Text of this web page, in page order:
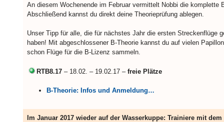
An diesem Wochenende im Februar vermittelt Nobbi die komplette
Abschließend kannst du direkt deine Theorieprüfung ablegen.
Unser Tipp für alle, die für nächstes Jahr die ersten Streckenflüge
haben! Mit abgeschlossener B-Theorie kannst du auf vielen
schon Flüge für die B-Lizenz sammeln.
RTB8.17 – 18.02. – 19.02.17 –freie Plätze
B-Theorie: Infos und Anmeldung…
Im Januar 2017 wieder auf der Wasserkuppe: Trainiere mit dem